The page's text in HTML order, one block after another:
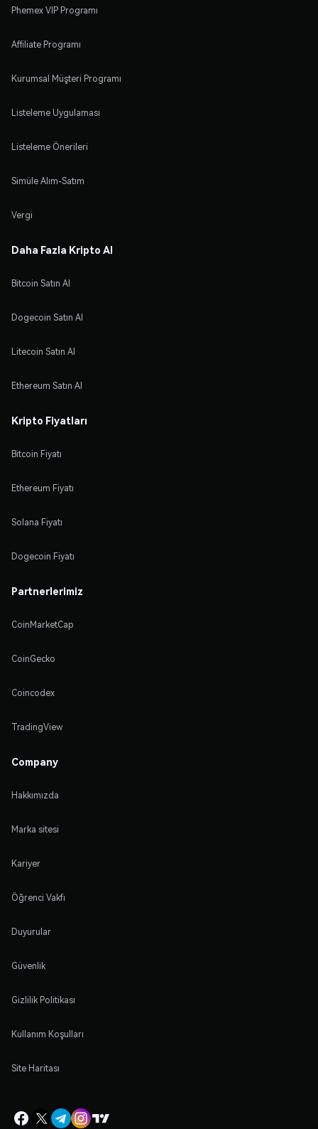
Phemex VIP Programı
Affiliate Programı
Kurumsal Müşteri Programı
Listeleme Uygulaması
Listeleme Önerileri
Simüle Alım-Satım
Vergi
Daha Fazla Kripto Al
Bitcoin Satın Al
Dogecoin Satın Al
Litecoin Satın Al
Ethereum Satın Al
Kripto Fiyatları
Bitcoin Fiyatı
Ethereum Fiyatı
Solana Fiyatı
Dogecoin Fiyatı
Partnerlerimiz
CoinMarketCap
CoinGecko
Coincodex
TradingView
Company
Hakkımızda
Marka sitesi
Kariyer
Öğrenci Vakfı
Duyurular
Güvenlik
Gizlilik Politikası
Kullanım Koşulları
Site Haritası